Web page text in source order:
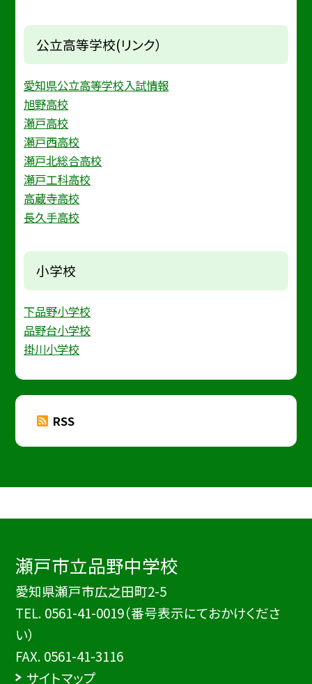
公立高等学校(リンク）
愛知県公立高等学校入試情報
旭野高校
瀬戸高校
瀬戸西高校
瀬戸北総合高校
瀬戸工科高校
高蔵寺高校
長久手高校
小学校
下品野小学校
品野台小学校
掛川小学校
RSS
瀬戸市立品野中学校
愛知県瀬戸市広之田町2-5
TEL. 0561-41-0019（番号表示にておかけくださ
い）
FAX. 0561-41-3116
サイトマップ